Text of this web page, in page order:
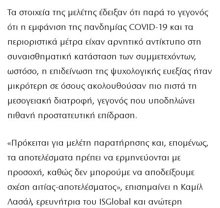
Τα στοιχεία της μελέτης έδειξαν ότι παρά το γεγονός
ότι η εμφάνιση της πανδημίας COVID-19 και τα
περιοριστικά μέτρα είχαν αρνητικό αντίκτυπο στη
συναισθηματική κατάσταση των συμμετεχόντων,
ωστόσο, η επιδείνωση της ψυχολογικής ευεξίας ήταν
μικρότερη σε όσους ακολουθούσαν πιο πιστά τη
μεσογειακή διατροφή, γεγονός που υποδηλώνει
πιθανή προστατευτική επίδραση.
«Πρόκειται για μελέτη παρατήρησης και, επομένως,
τα αποτελέσματα πρέπει να ερμηνεύονται με
προσοχή, καθώς δεν μπορούμε να αποδείξουμε
σχέση αιτίας-αποτελέσματος», επισημαίνει η Καμίλ
Λασάλ, ερευνήτρια του ISGlobal και ανώτερη